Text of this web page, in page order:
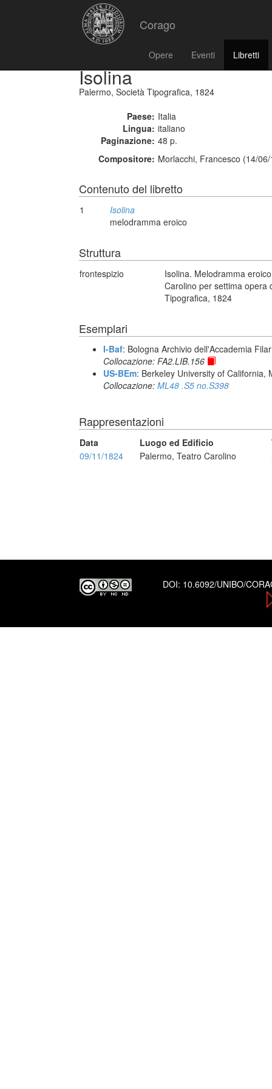
Corago
Opere Eventi Libretti
Isolina
Palermo, Società Tipografica, 1824
Paese: Italia
Lingua: italiano
Paginazione: 48 p.
Compositore: Morlacchi, Francesco (14/
Contenuto del libretto
1
Isolina
melodramma eroico
Struttura
frontespizio
Isolina. Melodramma
Carolino per settima opera
Tipografica, 1824
Esemplari
I-Baf: Bologna Archivio dell'Accademia
Collocazione: FA2.LIB.156
US-BEm: Berkeley University of California,
Collocazione: ML48 .S5 no.S398
Rappresentazioni
Data Luogo ed Edificio
09/11/1824
Palermo, Teatro Carolino
DOI: 10.6092/UNIBO/